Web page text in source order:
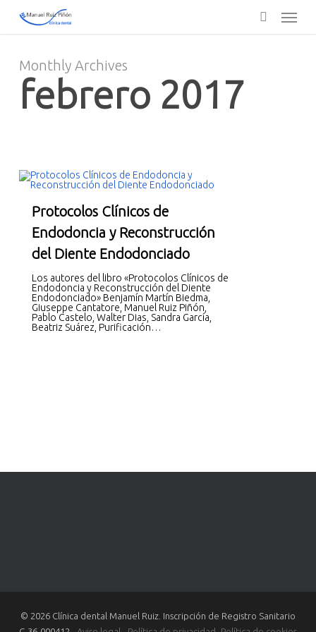
Menu
Monthly Archives
febrero 2017
Protocolos Clínicos de
Endodoncia y Reconstrucción
del Diente Endodonciado
Los autores del libro «Protocolos Clínicos de
Endodoncia y Reconstrucción del Diente
Endodonciado» Benjamín Martín Biedma,
Giuseppe Cantatore, Manuel Ruiz Piñón,
Pablo Castelo, Walter Dias, Sandra García,
Beatriz Suárez, Purificación…
© 2026 Clínica dental Manuel Ruiz. Inscripción de Registro Sanitario